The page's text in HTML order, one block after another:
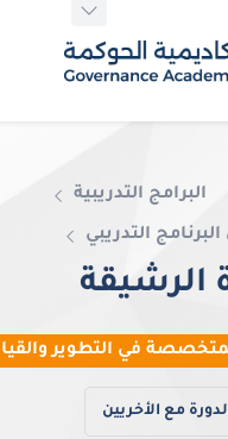
البرامج التدريبية
التدريبي
الرشيقة
في التطوير
مع الأخريين